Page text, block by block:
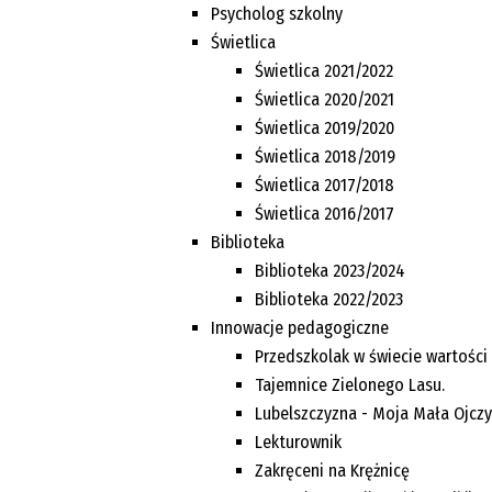
Psycholog szkolny
Świetlica
Świetlica 2021/2022
Świetlica 2020/2021
Świetlica 2019/2020
Świetlica 2018/2019
Świetlica 2017/2018
Świetlica 2016/2017
Biblioteka
Biblioteka 2023/2024
Biblioteka 2022/2023
Innowacje pedagogiczne
Przedszkolak w świecie wartości
Tajemnice Zielonego Lasu.
Lubelszczyzna - Moja Mała
Lekturownik
Zakręceni na Krężnicę